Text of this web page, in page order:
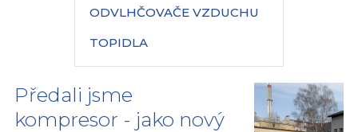
ODVLHČOVAČE VZDUCHU
TOPIDLA
Předali jsme
kompresor - jako nový